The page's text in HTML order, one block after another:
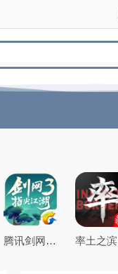
腾讯剑网3指尖江湖手游